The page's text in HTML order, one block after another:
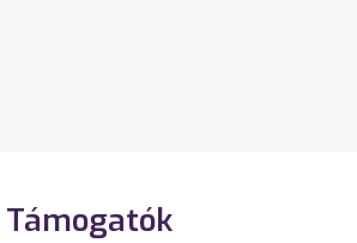
Támogatók